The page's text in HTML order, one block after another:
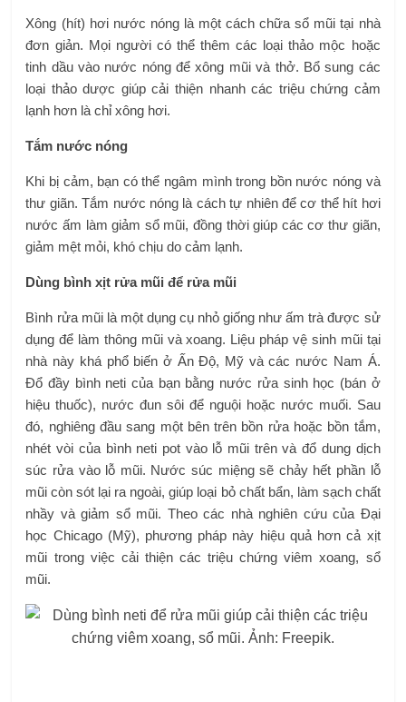
Xông (hít) hơi nước nóng là một cách chữa sổ mũi tại nhà
đơn giản. Mọi người có thể thêm các loại thảo mộc hoặc
tinh dầu vào nước nóng để xông mũi và thở. Bổ sung các
loại thảo dược giúp cải thiện nhanh các triệu chứng cảm
lạnh hơn là chỉ xông hơi.
Tắm nước nóng
Khi bị cảm, bạn có thể ngâm mình trong bồn nước nóng và
thư giãn. Tắm nước nóng là cách tự nhiên để cơ thể hít hơi
nước ấm làm giảm sổ mũi, đồng thời giúp các cơ thư giãn,
giảm mệt mỏi, khó chịu do cảm lạnh.
Dùng bình xịt rửa mũi để rửa mũi
Bình rửa mũi là một dụng cụ nhỏ giống như ấm trà được sử
dụng để làm thông mũi và xoang. Liệu pháp vệ sinh mũi tại
nhà này khá phổ biến ở Ấn Độ, Mỹ và các nước Nam Á.
Đổ đầy bình neti của bạn bằng nước rửa sinh học (bán ở
hiệu thuốc), nước đun sôi để nguội hoặc nước muối. Sau
đó, nghiêng đầu sang một bên trên bồn rửa hoặc bồn tắm,
nhét vòi của bình neti pot vào lỗ mũi trên và đổ dung dịch
súc rửa vào lỗ mũi. Nước súc miệng sẽ chảy hết phần lỗ
mũi còn sót lại ra ngoài, giúp loại bỏ chất bẩn, làm sạch chất
nhầy và giảm sổ mũi. Theo các nhà nghiên cứu của Đại
học Chicago (Mỹ), phương pháp này hiệu quả hơn cả xịt
mũi trong việc cải thiện các triệu chứng viêm xoang, sổ
mũi.